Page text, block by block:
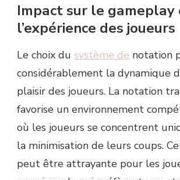
Impact sur le gameplay
l’expérience des joueurs
Le choix du système de notation
considérablement la dynamique
plaisir des joueurs. La notation
favorise un environnement
où les joueurs se concentrent
la minimisation de leurs coups.
peut être attrayante pour les